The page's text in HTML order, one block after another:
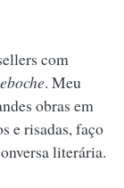
com
. Meu
obras em
e risadas, faço
literária.